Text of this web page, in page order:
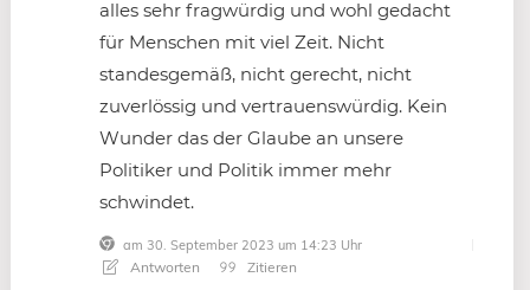
alles sehr fragwürdig und wohl gedacht
für Menschen mit viel Zeit. Nicht
standesgemäß, nicht gerecht, nicht
zuverlössig und vertrauenswürdig. Kein
Wunder das der Glaube an unsere
Politiker und Politik immer mehr
schwindet.
am 30. September 2023 um 14:23 Uhr
Antworten Zitieren